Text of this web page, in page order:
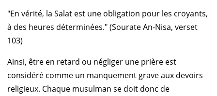
"En vérité, la Salat est une obligation pour les croyants,
à des heures déterminées." (Sourate An-Nisa, verset
103)
Ainsi, être en retard ou négliger une prière est
considéré comme un manquement grave aux devoirs
religieux. Chaque musulman se doit donc de